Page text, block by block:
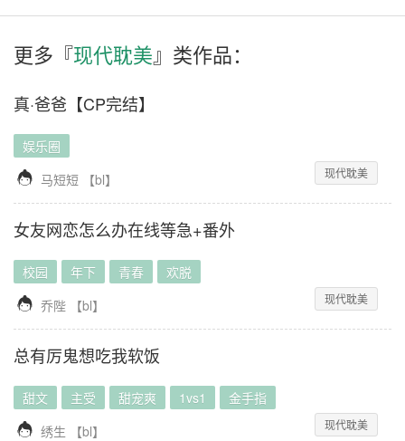
更多『现代耽美』类作品：
真·爸爸【CP完结】
娱乐圈
 马短短 【bl】 现代耽美
女友网恋怎么办在线等急+番外
校园 年下 青春 欢脱
 乔陛 【bl】 现代耽美
总有厉鬼想吃我软饭
甜文 主受 甜宠爽 1vs1 金手指
 绣生 【bl】 现代耽美